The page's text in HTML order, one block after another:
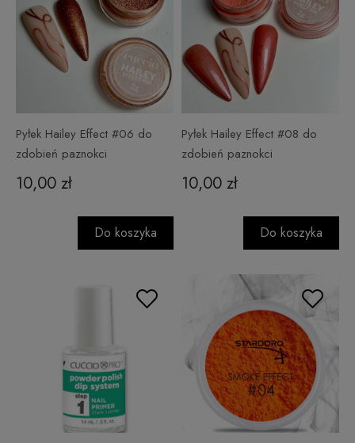
Pyłek Hailey Effect #06 do
zdobień paznokci
10,00 zł
Do koszyka
Pyłek Hailey Effect #08 do
zdobień paznokci
10,00 zł
Do koszyka